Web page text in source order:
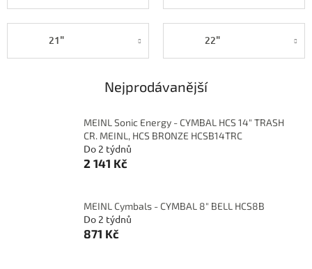
21" 22"
Nejprodávanější
MEINL Sonic Energy - CYMBAL HCS 14" TRASH
CR. MEINL, HCS BRONZE HCSB14TRC
Do 2 týdnů
2 141 Kč
MEINL Cymbals - CYMBAL 8" BELL HCS8B
Do 2 týdnů
871 Kč